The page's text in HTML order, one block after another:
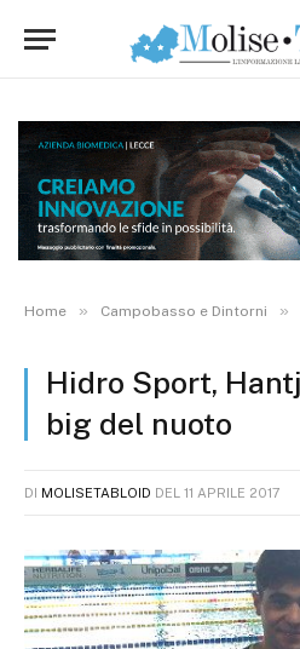
Home » Campobasso e Dintorni »
Hidro Sport,
big del nuoto
DI MOLISETABLOID DEL 11 APRILE 2017